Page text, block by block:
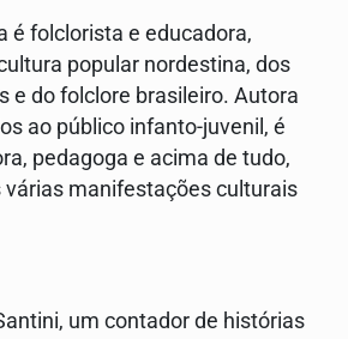
é folclorista e educadora,
popular nordestina, dos
e do folclore brasileiro. Autora
ao público infanto-juvenil, é
pedagoga e acima de tudo,
várias manifestações culturais
um contador de histórias